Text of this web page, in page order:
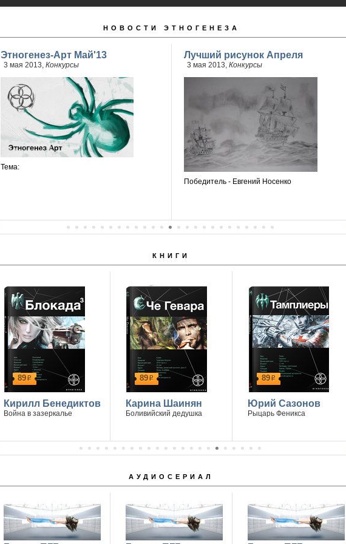
НОВОСТИ ЭТНОГЕНЕЗА
Этногенез-Арт Май'13
3 мая 2013, Конкурсы
Тема:
Лучший рисунок Апреля
3 мая 2013, Конкурсы
Победитель - Евгений Носенко
КНИГИ
89р
Кирилл Бенедиктов
Война в зазеркалье
89р
Карина Шаинян
Боливийский дедушка
89р
Юрий Сазонов
Рыцарь Феникса
АУДИОСЕРИАЛ